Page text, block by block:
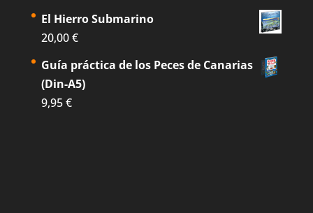
El Hierro Submarino
20,00€
Guía práctica de los Peces de Canarias
(Din-A5)
9,95€